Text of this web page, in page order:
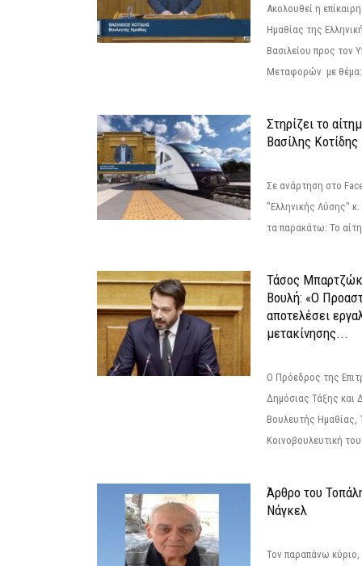
Ακολουθεί η
Ημαθίας της
Βασιλείου προς τον
Μεταφορών με θέμα:
Στηρίζει το
Βασίλης Κοτίδης
Σε ανάρτηση στο
"Ελληνικής Λύσης"
τα παρακάτω: Το
Τάσος
Βουλή: «Ο
αποτελέσει
μετακίνησης...
Ο Πρόεδρος της
Δημόσιας Τάξης και
Βουλευτής
Κοινοβουλευτική
Άρθρο του
Νάγκελ
Τον παραπάνω